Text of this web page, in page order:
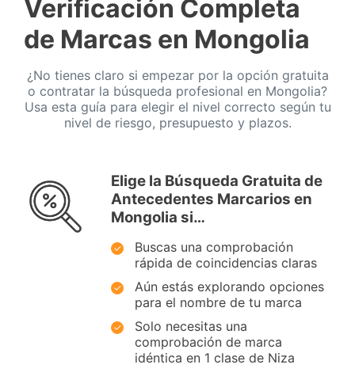
Verificación Completa
de Marcas en Mongolia
¿No tienes claro si empezar por la opción gratuita
o contratar la búsqueda profesional en Mongolia?
Usa esta guía para elegir el nivel correcto según tu
nivel de riesgo, presupuesto y plazos.
Elige la Búsqueda Gratuita de
Antecedentes Marcarios en
Mongolia si…
Buscas una comprobación
rápida de coincidencias claras
Aún estás explorando opciones
para el nombre de tu marca
Solo necesitas una
comprobación de marca
idéntica en 1 clase de Niza